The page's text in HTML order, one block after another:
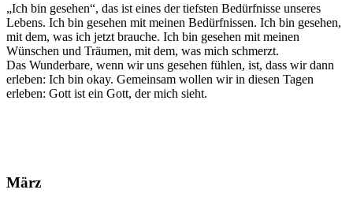
„Ich bin gesehen“, das ist eines der tiefsten Bedürfnisse unseres
Lebens. Ich bin gesehen mit meinen Bedürfnissen. Ich bin gesehen,
mit dem, was ich jetzt brauche. Ich bin gesehen mit meinen
Wünschen und Träumen, mit dem, was mich schmerzt.
Das Wunderbare, wenn wir uns gesehen fühlen, ist, dass wir dann
erleben: Ich bin okay. Gemeinsam wollen wir in diesen Tagen
erleben: Gott ist ein Gott, der mich sieht.
März